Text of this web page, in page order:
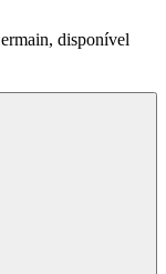
disponível